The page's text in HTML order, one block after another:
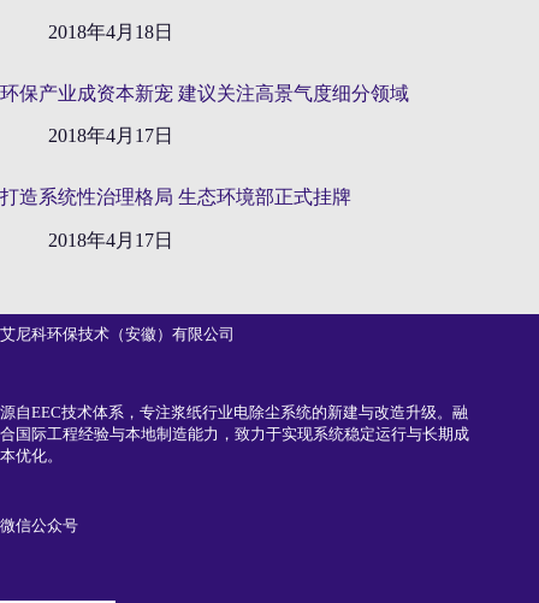
2018年4月18日
环保产业成资本新宠 建议关注高景气度细分领域
2018年4月17日
打造系统性治理格局 生态环境部正式挂牌
2018年4月17日
艾尼科环保技术（安徽）有限公司
源自EEC技术体系，专注浆纸行业电除尘系统的新建与改造升级。融
合国际工程经验与本地制造能力，致力于实现系统稳定运行与长期成
本优化。
微信公众号